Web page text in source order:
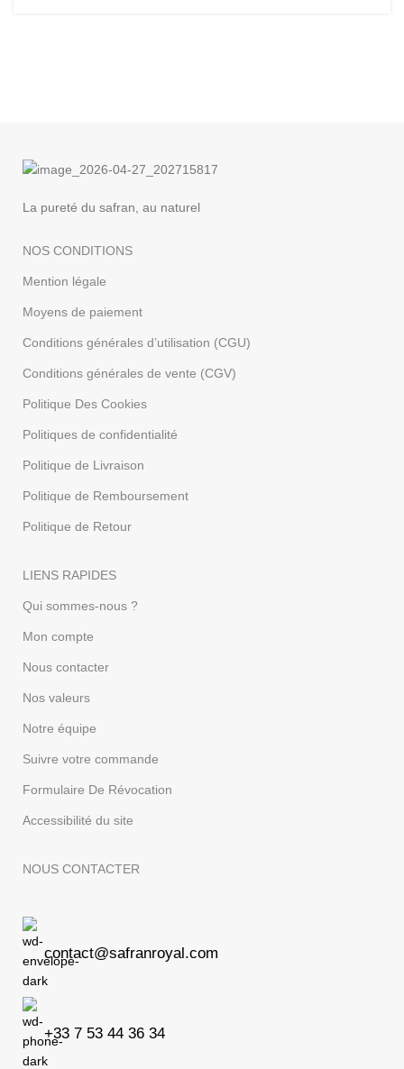
La pureté du safran, au naturel
NOS CONDITIONS
Mention légale
Moyens de paiement
Conditions générales d’utilisation (CGU)
Conditions générales de vente (CGV)
Politique Des Cookies
Politiques de confidentialité
Politique de Livraison
Politique de Remboursement
Politique de Retour
LIENS RAPIDES
Qui sommes-nous ?
Mon compte
Nous contacter
Nos valeurs
Notre équipe
Suivre votre commande
Formulaire De Révocation
Accessibilité du site
NOUS CONTACTER
contact@safranroyal.com
+33 7 53 44 36 34